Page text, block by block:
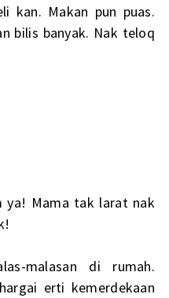
kan. Makan pun puas.
bilis banyak. Nak teloq
ya! Mama tak larat nak
malasan di rumah.
erti kemerdekaan